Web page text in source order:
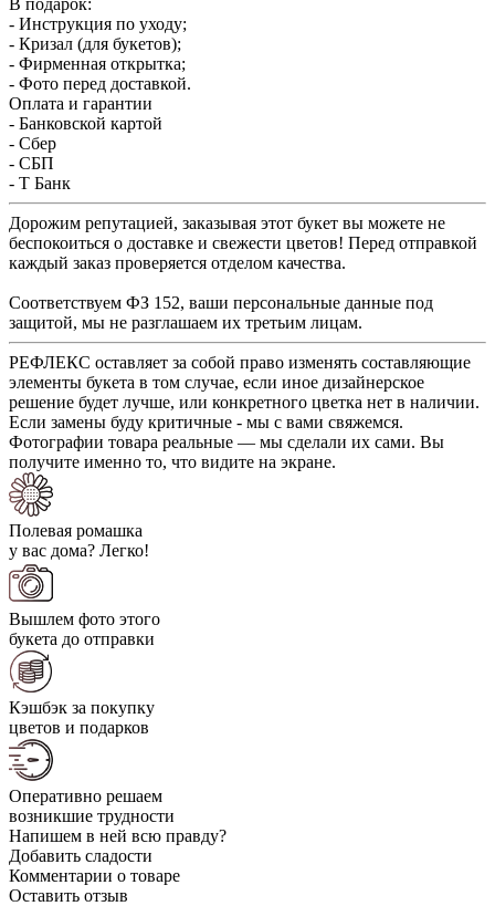
- Инструкция по уходу;
- Кризал (для букетов);
- Фирменная открытка;
- Фото перед доставкой.
Оплата и гарантии
- Банковской картой
- Сбер
- СБП
- Т Банк
Дорожим репутацией, заказывая этот букет вы можете не
беспокоиться о доставке и свежести цветов! Перед отправкой
каждый заказ проверяется отделом качества.
Соответствуем ФЗ 152, ваши персональные данные под
защитой, мы не разглашаем их третьим лицам.
РЕФЛЕКС оставляет за собой право изменять составляющие
элементы букета в том случае, если иное дизайнерское
решение будет лучше, или конкретного цветка нет в наличии.
Если замены буду критичные - мы с вами свяжемся.
Фотографии товара реальные — мы сделали их сами. Вы
получите именно то, что видите на экране.
Полевая ромашка
у вас дома? Легко!
Вышлем фото этого
букета до отправки
Кэшбэк за покупку
цветов и подарков
Оперативно решаем
возникшие трудности
Напишем в ней всю правду?
Добавить сладости
Комментарии о товаре
Оставить отзыв